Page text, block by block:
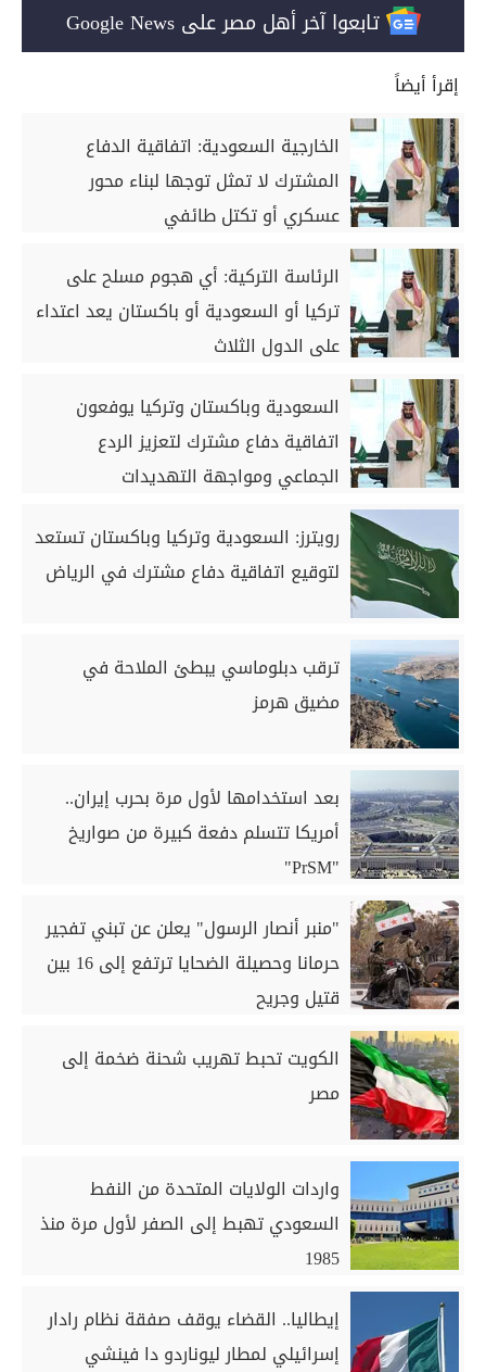
تابعوا آخر أهل مصر على Google News
إقرأ أيضاً
الخارجية السعودية: اتفاقية الدفاع
المشترك لا تمثل توجها لبناء محور
عسكري أو تكتل طائفي
الرئاسة التركية: أي هجوم مسلح على
تركيا أو السعودية أو باكستان يعد اعتداء
على الدول الثلاث
السعودية وباكستان وتركيا يوفعون
اتفاقية دفاع مشترك لتعزيز الردع
الجماعي ومواجهة التهديدات
رويترز: السعودية وتركيا وباكستان تستعد
لتوقيع اتفاقية دفاع مشترك في الرياض
ترقب دبلوماسي يبطئ الملاحة في
مضيق هرمز
بعد استخدامها لأول مرة بحرب إيران..
أمريكا تتسلم دفعة كبيرة من صواريخ
"PrSM"
"منبر أنصار الرسول" يعلن عن تبني تفجير
حرمانا وحصيلة الضحايا ترتفع إلى 16 بين
قتيل وجريح
الكويت تحبط تهريب شحنة ضخمة إلى
مصر
واردات الولايات المتحدة من النفط
السعودي تهبط إلى الصفر لأول مرة منذ
1985
إيطاليا.. القضاء يوقف صفقة نظام رادار
إسرائيلي لمطار ليوناردو دا فينشي